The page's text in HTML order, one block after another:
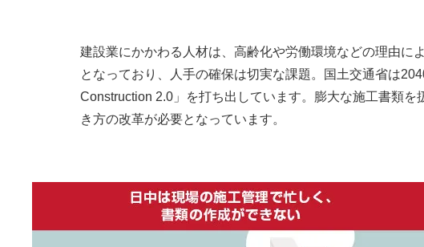
建設業にかかわる人材は、高齢化や労働環境などの理由に
となっており、人手の確保は切実な課題。国土交通省は
Construction 2.0」を打ち出しています。膨大な施工書類
き方の改革が必要となっています。